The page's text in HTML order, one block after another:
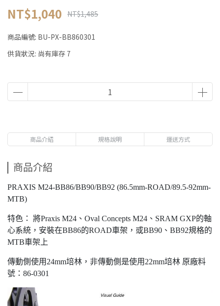
NT$1,040 NT$1,485
商品編號: BU-PX-BB860301
供貨狀況: 尚有庫存 7
商品介紹 規格說明 運送方式
商品介紹
PRAXIS M24-BB86/BB90/BB92 (86.5mm-ROAD/89.5-92mm-
MTB)
特色： 將Praxis M24、Oval Concepts M24、SRAM GXP的軸
心系統，安裝在BB86的ROAD車架，或BB90、BB92規格的
MTB車架上
傳動側使用24mm培林，非傳動側是使用22mm培林 原廠料
號：86-0301